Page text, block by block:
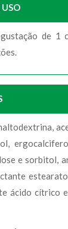
de 1
e sorbitol,
ácido cítrico